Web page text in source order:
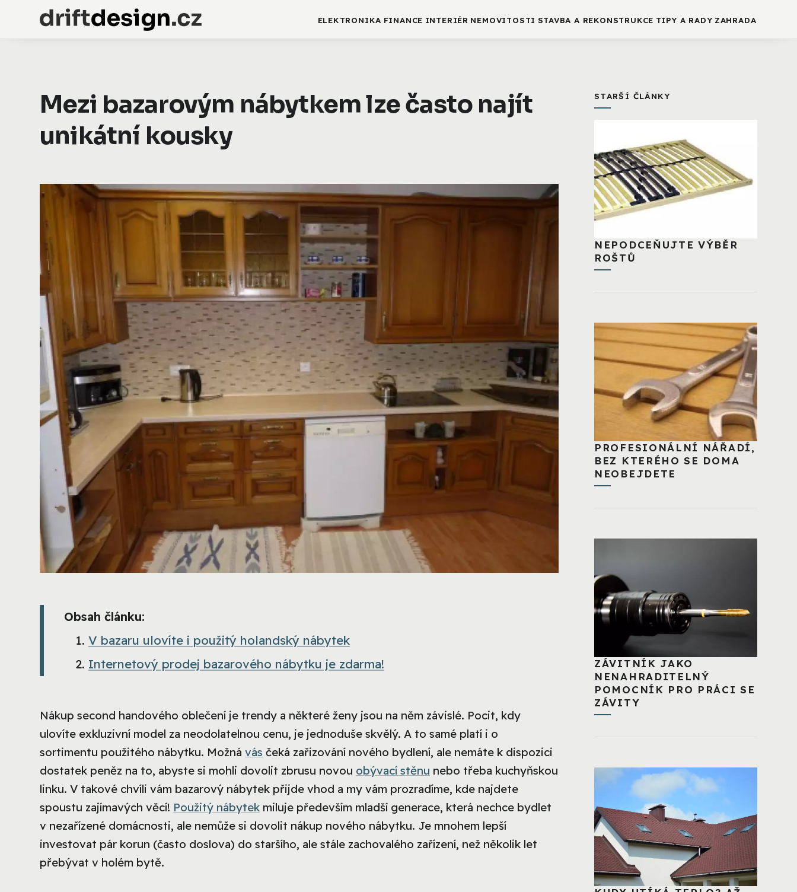
ELEKTRONIKA FINANCE INTERIÉR NEMOVITOSTI STAVBA A REKONSTRUKCE TIPY A RADY ZAHRADA
Mezi bazarovým nábytkem lze často najít
unikátní kousky
Obsah článku:
V bazaru ulovíte i použitý holandský nábytek
Internetový prodej bazarového nábytku je zdarma!
Nákup second handového oblečení je trendy a některé ženy jsou na něm závislé. Pocit, kdy
ulovíte exkluzivní model za neodolatelnou cenu, je jednoduše skvělý. A to samé platí i o
sortimentu použitého nábytku. Možná vás čeká zařizování nového bydlení, ale nemáte k dispozici
dostatek peněz na to, abyste si mohli dovolit zbrusu novou obývací stěnu nebo třeba kuchyňskou
linku. V takové chvíli vám bazarový nábytek přijde vhod a my vám prozradíme, kde najdete
spoustu zajímavých věcí! Použitý nábytek miluje především mladší generace, která nechce bydlet
v nezařízené domácnosti, ale nemůže si dovolit nákup nového nábytku. Je mnohem lepší
investovat pár korun (často doslova) do staršího, ale stále zachovalého zařízení, než několik let
přebývat v holém bytě.
STARŠÍ ČLÁNKY
NEPODCEŇUJTE VÝBĚR
ROŠTŮ
PROFESIONÁLNÍ NÁŘADÍ,
BEZ KTERÉHO SE DOMA
NEOBEJDETE
ZÁVITNÍK JAKO
NENAHRADITELNÝ
POMOCNÍK PRO PRÁCI SE
ZÁVITY